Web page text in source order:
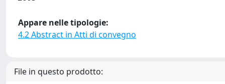
Appare nelle tipologie:
4.2 Abstract in Atti di convegno
File in questo prodotto: